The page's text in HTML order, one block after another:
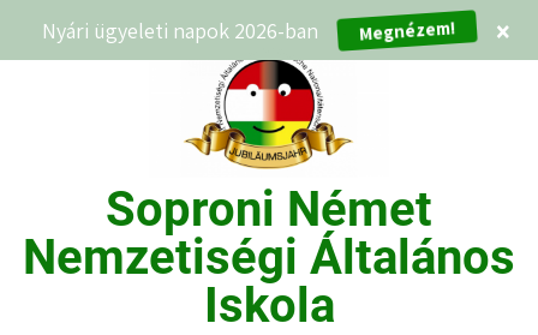
Soproni Német
Nemzetiségi Általános
Iskola
Nyári ügyeleti napok 2026-ban Megnézem! ×